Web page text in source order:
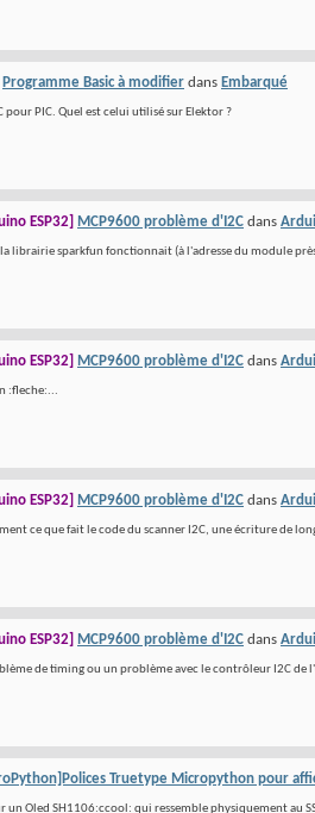
Programme Basic à modifier dans Embarqué
PIC. Quel est celui utilisé sur Elektor ?
ESP32] MCP9600 problème d'I2C dans
librairie sparkfun fonctionnait (à l'adresse du module
ESP32] MCP9600 problème d'I2C dans
:fleche:...
ESP32] MCP9600 problème d'I2C dans
ce que fait le code du scanner I2C, une écriture de
ESP32] MCP9600 problème d'I2C dans
de timing ou un problème avec le contrôleur I2C de
Truetype Micropython pour
un Oled SH1106:ccool: qui ressemble physiquement au